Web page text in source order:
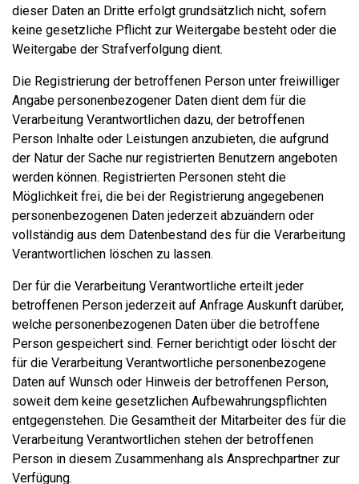
dieser Daten an Dritte erfolgt grundsätzlich nicht, sofern
keine gesetzliche Pflicht zur Weitergabe besteht oder die
Weitergabe der Strafverfolgung dient.
Die Registrierung der betroffenen Person unter freiwilliger
Angabe personenbezogener Daten dient dem für die
Verarbeitung Verantwortlichen dazu, der betroffenen
Person Inhalte oder Leistungen anzubieten, die aufgrund
der Natur der Sache nur registrierten Benutzern angeboten
werden können. Registrierten Personen steht die
Möglichkeit frei, die bei der Registrierung angegebenen
personenbezogenen Daten jederzeit abzuändern oder
vollständig aus dem Datenbestand des für die Verarbeitung
Verantwortlichen löschen zu lassen.
Der für die Verarbeitung Verantwortliche erteilt jeder
betroffenen Person jederzeit auf Anfrage Auskunft darüber,
welche personenbezogenen Daten über die betroffene
Person gespeichert sind. Ferner berichtigt oder löscht der
für die Verarbeitung Verantwortliche personenbezogene
Daten auf Wunsch oder Hinweis der betroffenen Person,
soweit dem keine gesetzlichen Aufbewahrungspflichten
entgegenstehen. Die Gesamtheit der Mitarbeiter des für die
Verarbeitung Verantwortlichen stehen der betroffenen
Person in diesem Zusammenhang als Ansprechpartner zur
Verfügung.